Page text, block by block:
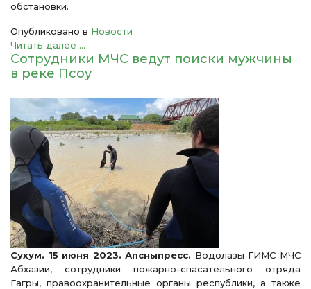
обстановки.
Опубликовано в Новости
Читать далее ...
Сотрудники МЧС ведут поиски мужчины
в реке Псоу
Сухум. 15 июня 2023. Апсныпресс. Водолазы ГИМС МЧС
Абхазии, сотрудники пожарно-спасательного отряда
Гагры, правоохранительные органы республики, а также